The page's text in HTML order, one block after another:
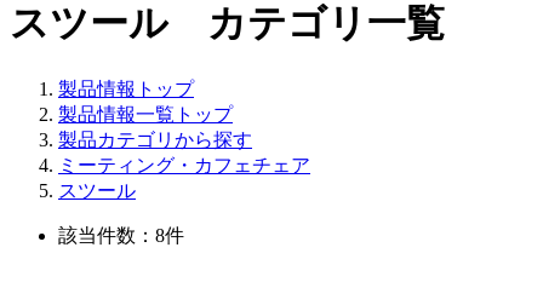
スツール カテゴリ一覧
製品情報トップ
製品情報一覧トップ
製品カテゴリから探す
ミーティング・カフェチェア
スツール
該当件数：8件